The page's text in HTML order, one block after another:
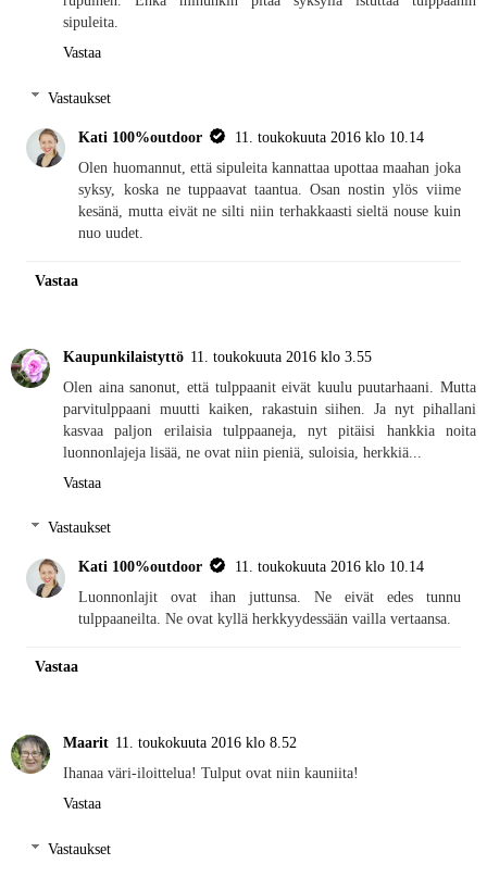
sipuleita.
Vastaa
Vastaukset
Kati 100%outdoor
11. toukokuuta 2016 klo 10.14
Olen huomannut, että sipuleita kannattaa upottaa maahan joka
syksy, koska ne tuppaavat taantua. Osan nostin ylös viime
kesänä, mutta eivät ne silti niin terhakkaasti sieltä nouse kuin
nuo uudet.
Vastaa
Kaupunkilaistyttö 11. toukokuuta 2016 klo 3.55
Olen aina sanonut, että tulppaanit eivät kuulu puutarhaani. Mutta
parvitulppaani muutti kaiken, rakastuin siihen. Ja nyt pihallani
kasvaa paljon erilaisia tulppaaneja, nyt pitäisi hankkia noita
luonnonlajeja lisää, ne ovat niin pieniä, suloisia, herkkiä...
Vastaa
Vastaukset
Kati 100%outdoor
11. toukokuuta 2016 klo 10.14
Luonnonlajit ovat ihan juttunsa. Ne eivät edes tunnu
tulppaaneilta. Ne ovat kyllä herkkyydessään vailla vertaansa.
Vastaa
Maarit 11. toukokuuta 2016 klo 8.52
Ihanaa väri-iloittelua! Tulput ovat niin kauniita!
Vastaa
Vastaukset